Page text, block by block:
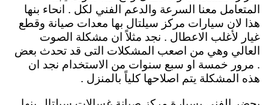
المتعامل معنا السرعة والدعم الفني لكل . انحاء بنها
هذا لان سيارات مركز سيلتال بها معدات صيانة وقطع
غيار لأغلب الاعطال . نجد مثلاً ان مشكلة الصوت
العالي وهي من اصعب المشكلات التى قد تحدث بعض
. مرور خمسة او سبع سنوات من الاستخدام نجد ان
هذه المشكلة يتم اصلاحها كلياً بالمنزل .